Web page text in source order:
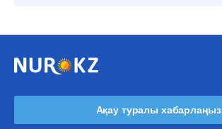
Ақау туралы хабарлаңыз